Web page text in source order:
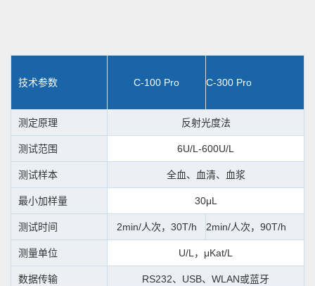
技术参数 C-100 Pro C-300 Pro
测定原理 反射光度法
测试范围 6U/L-600U/L
测试样本 全血、血清、血浆
最小加样量 30μL
测试时间 2min/人次，30T/h 2min/人次，90T/h
测量单位 U/L，μKat/L
数据传输 RS232、USB、WLAN或蓝牙